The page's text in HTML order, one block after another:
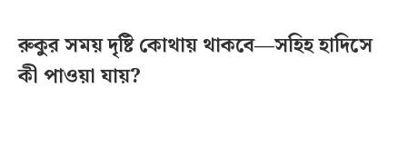
রুকুর সময় দৃষ্টি কোথায় থাকবে—সহিহ হাদিসে
কী পাওয়া যায়?